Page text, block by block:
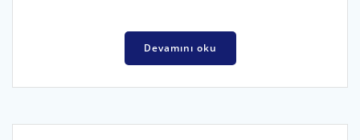
Devamını oku